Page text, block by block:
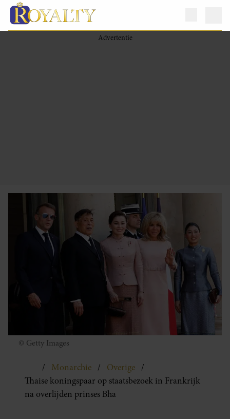
© Getty Images
Monarchie
Overige
Thaise koningspaar op staatsbezoek in Frankrijk
na overlijden prinses Bha